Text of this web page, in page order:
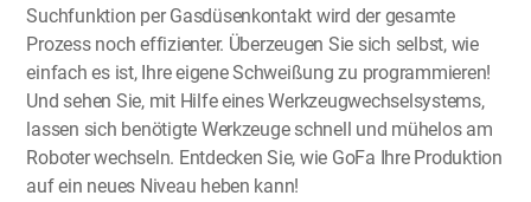
Suchfunktion per Gasdüsenkontakt wird der gesamte
Prozess noch effizienter. Überzeugen Sie sich selbst, wie
einfach es ist, Ihre eigene Schweißung zu programmieren!
Und sehen Sie, mit Hilfe eines Werkzeugwechselsystems,
lassen sich benötigte Werkzeuge schnell und mühelos am
Roboter wechseln. Entdecken Sie, wie GoFa Ihre Produktion
auf ein neues Niveau heben kann!